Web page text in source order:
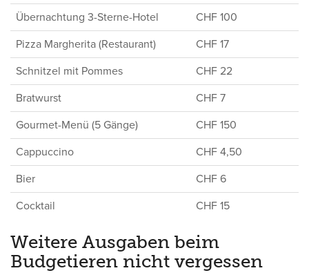
Übernachtung 3-Sterne-Hotel
CHF 100
Pizza Margherita (Restaurant)
CHF 17
Schnitzel mit Pommes
CHF 22
Bratwurst
CHF 7
Gourmet-Menü (5 Gänge)
CHF 150
Cappuccino
CHF 4,50
Bier
CHF 6
Cocktail
CHF 15
Weitere Ausgaben beim
Budgetieren nicht vergessen